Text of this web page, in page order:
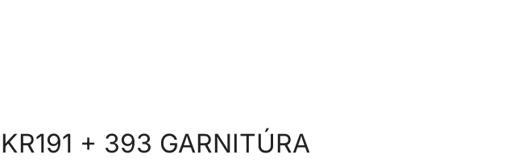
KR191 + 393 GARNITÚRA